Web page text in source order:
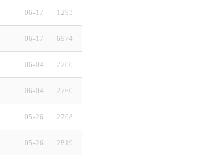
06-17 1293
06-17 6974
06-04 2700
06-04 2760
05-26 2708
05-26 2819